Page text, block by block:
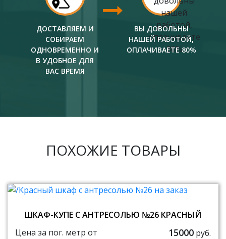
ДОСТАВЛЯЕМ И
СОБИРАЕМ
ОДНОВРЕМЕННО И
В УДОБНОЕ ДЛЯ
ВАС ВРЕМЯ
ВЫ ДОВОЛЬНЫ
НАШЕЙ РАБОТОЙ,
ОПЛАЧИВАЕТЕ 80%
ПОХОЖИЕ ТОВАРЫ
ШКАФ-КУПЕ С АНТРЕСОЛЬЮ №26 КРАСНЫЙ
Цена за пог. метр от
15000 руб.